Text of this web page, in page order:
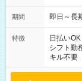
期間 即日～長
特徴 日払いOK
シフト勤
キル不要